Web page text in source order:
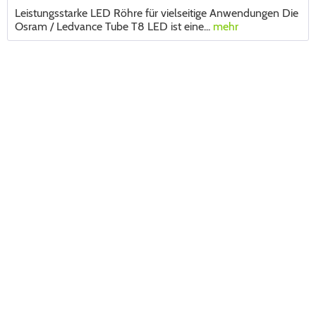
Leistungsstarke LED Röhre für vielseitige Anwendungen Die
Osram / Ledvance Tube T8 LED ist eine... mehr